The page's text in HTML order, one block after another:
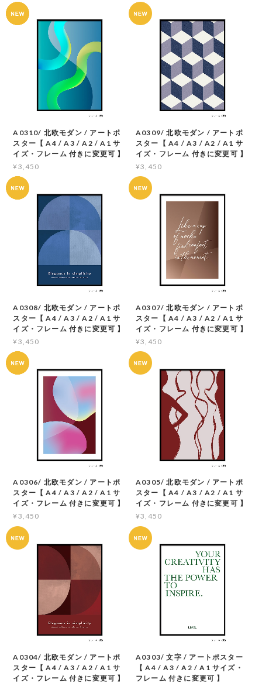
A0310/ 北欧モダン / アートポ
スター【 A4 / A3 / A2 / A1 サ
イズ・フレーム 付きに変更可 】
¥3,450
A0309/ 北欧モダン / アートポ
スター【 A4 / A3 / A2 / A1 サ
イズ・フレーム 付きに変更可 】
¥3,450
A0308/ 北欧モダン / アートポ
スター【 A4 / A3 / A2 / A1 サ
イズ・フレーム 付きに変更可 】
¥3,450
A0307/ 北欧モダン / アートポ
スター【 A4 / A3 / A2 / A1 サ
イズ・フレーム 付きに変更可 】
¥3,450
A0306/ 北欧モダン / アートポ
スター【 A4 / A3 / A2 / A1 サ
イズ・フレーム 付きに変更可 】
¥3,450
A0305/ 北欧モダン / アートポ
スター【 A4 / A3 / A2 / A1 サ
イズ・フレーム 付きに変更可 】
¥3,450
A0304/ 北欧モダン / アートポ
スター【 A4 / A3 / A2 / A1 サ
イズ・フレーム 付きに変更可 】
A0303/ 文字 / アートポスター
【 A4 / A3 / A2 / A1 サイズ・
フレーム 付きに変更可 】